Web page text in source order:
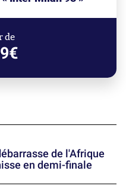
de
de l'Afrique
en demi-finale